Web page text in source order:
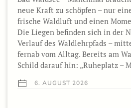
neue Kraft zu schöpfen – nur
frische Waldluft und einen
Die Liegen befinden sich in der
Verlauf des Waldlehrpfads –
fernab vom Alltag. Bereits am
Schild darauf hin: „Ruheplatz –
6. AUGUST 2026